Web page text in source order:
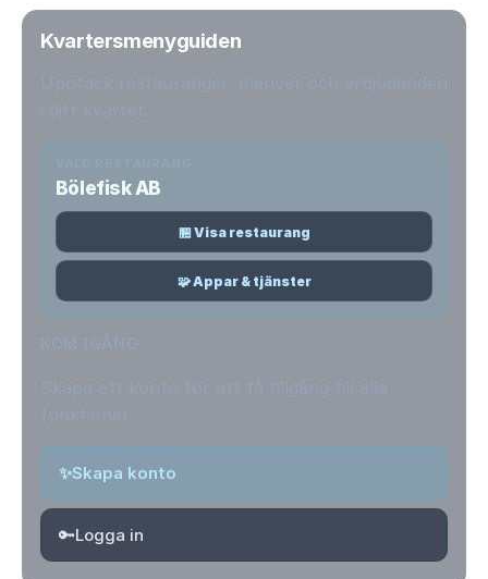
Kvartersmenyguiden
Bölefisk AB
🏪 Visa restaurang
🧩 Appar & tjänster
✨Skapa konto
🔑Logga in